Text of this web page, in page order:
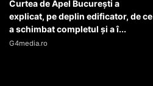
Curtea de Apel București a
explicat, pe deplin edificator, de ce
a schimbat completul și a î...
G4media.ro